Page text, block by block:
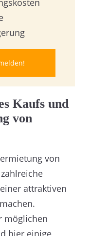
Kaufs und
von
von
attraktiven
möglichen
hier einige